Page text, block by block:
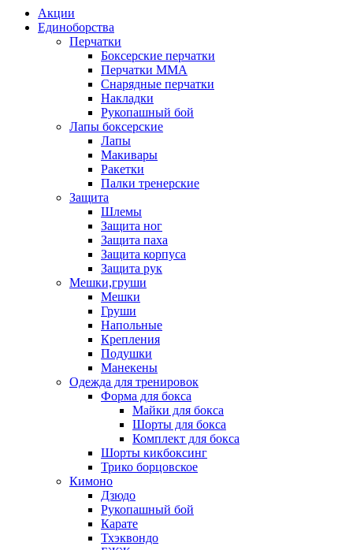
Акции
Единоборства
Перчатки
Боксерские перчатки
Перчатки ММА
Снарядные перчатки
Накладки
Рукопашный бой
Лапы боксерские
Лапы
Макивары
Ракетки
Палки тренерские
Защита
Шлемы
Защита ног
Защита паха
Защита корпуса
Защита рук
Мешки,груши
Мешки
Груши
Напольные
Крепления
Подушки
Манекены
Одежда для тренировок
Форма для бокса
Майки для бокса
Шорты для бокса
Комплект для бокса
Шорты кикбоксинг
Трико борцовское
Кимоно
Дзюдо
Рукопашный бой
Карате
Тхэквондо